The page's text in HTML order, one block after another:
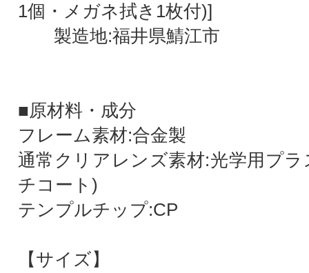
1個・メガネ拭き1枚付)]
製造地:福井県鯖江市
■原材料・成分
フレーム素材:合金製
通常クリアレンズ素材:光学用プ
チコート)
テンプルチップ:CP
【サイズ】